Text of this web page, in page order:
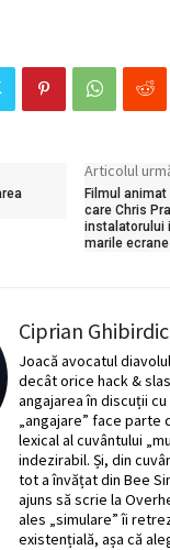
Articolul
Filmul animat
care Chris
instalatorului
marile
Ciprian Ghibirdic
Joacă avocatul
decât orice hack &
angajarea în discuții cu
„angajare” face parte
lexical al cuvântului
indezirabil. Și, din
tot a învățat din Bee
ajuns să scrie la
ales „simulare” îi
existențială, așa că